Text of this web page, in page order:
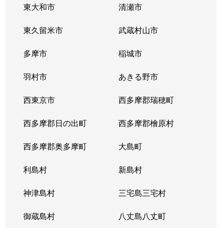
東大和市 清瀬市
東久留米市 武蔵村山市
多摩市 稲城市
羽村市 あきる野市
西東京市 西多摩郡瑞穂町
西多摩郡日の出町 西多摩郡檜原村
西多摩郡奥多摩町 大島町
利島村 新島村
神津島村 三宅島三宅村
御蔵島村 八丈島八丈町